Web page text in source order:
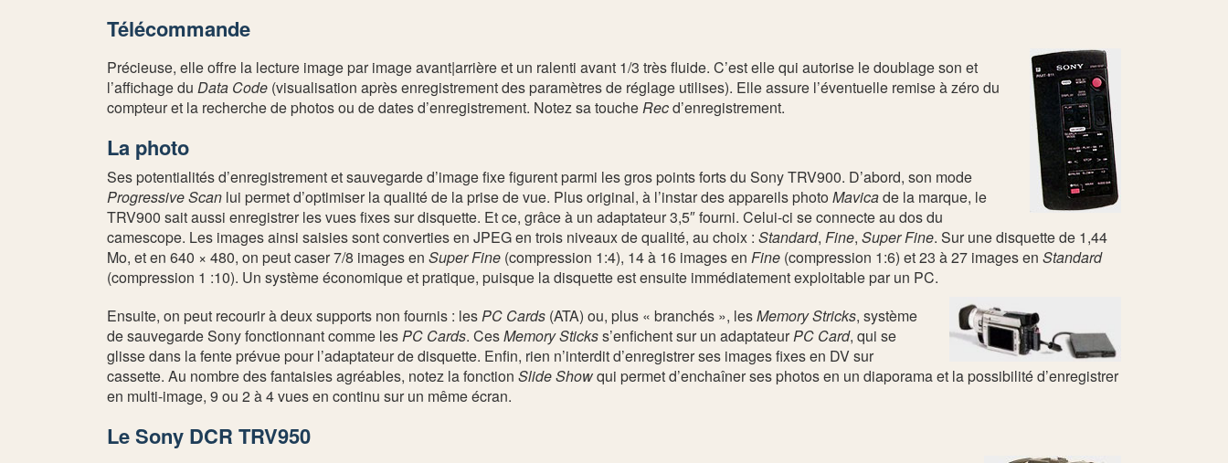
Télécommande
Précieuse, elle offre la lecture image par image avant|arrière et un ralenti avant 1/3 très fluide. C’est elle qui autorise le doublage son et
l’affichage du Data Code (visualisation après enregistrement des paramètres de réglage utilises). Elle assure l’éventuelle remise à zéro du
compteur et la recherche de photos ou de dates d’enregistrement. Notez sa toucheRecd’enregistrement.
La photo
Ses potentialités d’enregistrement et sauvegarde d’image fixe figurent parmi les gros points forts du Sony TRV900. D’abord, son mode
Progressive Scan lui permet d’optimiser la qualité de la prise de vue. Plus original, à l’instar des appareils photo Mavicade la marque, le
TRV900 sait aussi enregistrer les vues fixes sur disquette. Et ce, grâce à un adaptateur 3,5″ fourni. Celui-ci se connecte au dos du
camescope. Les images ainsi saisies sont converties en JPEG en trois niveaux de qualité, au choix : Standard, Fine, Super Fine. Sur une disquette de 1,44
Mo, et en 640 × 480, on peut caser 7/8 images en Super Fine (compression 1:4), 14 à 16 images en Fine (compression 1:6) et 23 à 27 images en Standard
(compression 1 :10). Un système économique et pratique, puisque la disquette est ensuite immédiatement exploitable par un PC.
Ensuite, on peut recourir à deux supports non fournis : lesPC Cards (ATA) ou, plus « branchés », lesMemory Stricks, système
de sauvegarde Sony fonctionnant comme lesPC Cards. CesMemory Stickss’enfichent sur un adaptateurPC Card, qui se
glisse dans la fente prévue pour l’adaptateur de disquette. Enfin, rien n’interdit d’enregistrer ses images fixes en DV sur
cassette. Au nombre des fantaisies agréables, notez la fonction Slide Showqui permet d’enchaîner ses photos en un diaporama et la possibilité d’enregistrer
en multi-image, 9 ou 2 à 4 vues en continu sur un même écran.
Le Sony DCR TRV950